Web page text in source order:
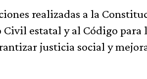
realizadas a la
Civil estatal y al Código
justicia social y